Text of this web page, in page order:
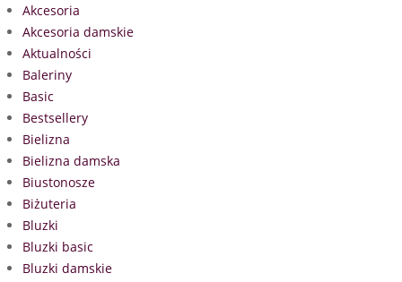
Akcesoria
Akcesoria damskie
Aktualności
Baleriny
Basic
Bestsellery
Bielizna
Bielizna damska
Biustonosze
Biżuteria
Bluzki
Bluzki basic
Bluzki damskie